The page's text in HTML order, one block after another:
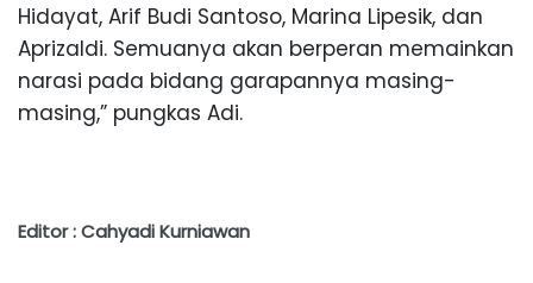
Hidayat, Arif Budi Santoso, Marina Lipesik, dan
Aprizaldi. Semuanya akan berperan memainkan
narasi pada bidang garapannya masing-
masing,” pungkas Adi.
Editor : Cahyadi Kurniawan